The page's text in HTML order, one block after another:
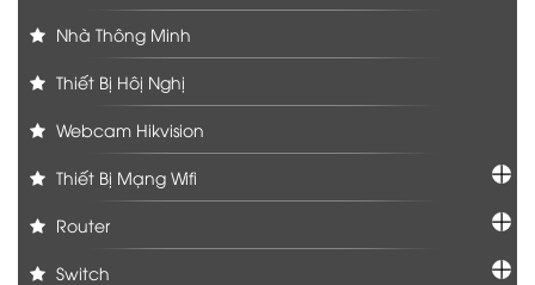
Nhà Thông Minh
Thiết Bị Hôị Nghị
Webcam Hikvision
Thiết Bị Mạng Wifi
Router
Switch